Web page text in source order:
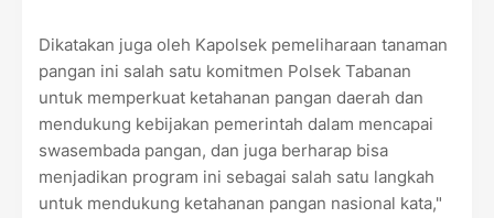
Dikatakan juga oleh Kapolsek pemeliharaan tanaman
pangan ini salah satu komitmen Polsek Tabanan
untuk memperkuat ketahanan pangan daerah dan
mendukung kebijakan pemerintah dalam mencapai
swasembada pangan, dan juga berharap bisa
menjadikan program ini sebagai salah satu langkah
untuk mendukung ketahanan pangan nasional kata,"